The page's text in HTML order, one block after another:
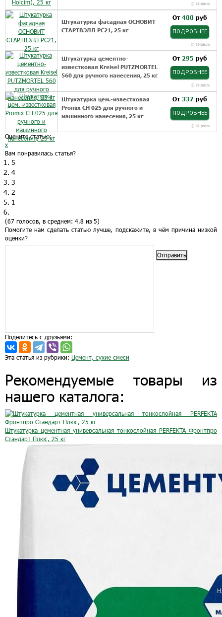
© st-par.ru
Штукатурка фасадная ОСНОВИТ
СТАРТВЭЛЛ PC21, 25 кг
От 400 руб
ПОДРОБНЕЕ
© st-par.ru
Штукатурка цементно-
известковая Kreisel PUTZMORTEL
560 для ручного нанесения, 25 кг
От 295 руб
ПОДРОБНЕЕ
© st-par.ru
Штукатурка цем.-известковая
Promix CH 025 для ручного и
машинного нанесения, 25 кг
От 337 руб
ПОДРОБНЕЕ
© st-par.ru
Оцените статью:
x
Вам понравилась статья?
5
4
3
2
1
(67 голосов, в среднем: 4.8 из 5)
Помогите нам сделать статью лучше, подскажите, в чём причина низкой
оценки?
Отправить
Поделитесь с друзьями:
Эта статья из рубрики: Цемент, сухие смеси
Рекомендуемые товары из
нашего каталога:
Штукатурка цементная универсальная тонкослойная PERFEKTA Фронтпро
Стандарт Плюс, 25 кг